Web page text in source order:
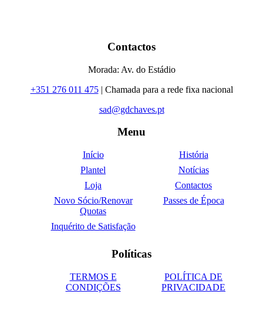
Contactos
Morada: Av. do Estádio
+351 276 011 475| Chamada para a rede fixa nacional
sad@gdchaves.pt
Menu
Início
História
Plantel
Notícias
Loja
Contactos
Novo Sócio/Renovar
Quotas
Passes de Época
Inquérito de Satisfação
Políticas
TERMOS E
CONDIÇÕES
POLÍTICA DE
PRIVACIDADE